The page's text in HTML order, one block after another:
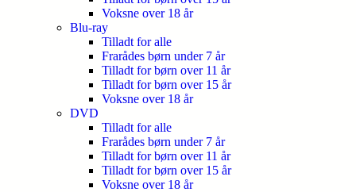
Voksne over 18 år
Blu-ray
Tilladt for alle
Frarådes børn under 7 år
Tilladt for børn over 11 år
Tilladt for børn over 15 år
Voksne over 18 år
DVD
Tilladt for alle
Frarådes børn under 7 år
Tilladt for børn over 11 år
Tilladt for børn over 15 år
Voksne over 18 år